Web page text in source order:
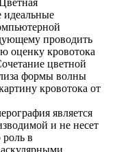
идеальные
проводить
оценку кровотока
цветной
формы волны
кровотока от
является
и не несет
в